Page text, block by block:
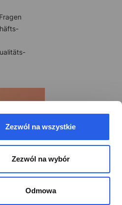
Zezwól na wszystkie
Zezwól na wybór
Odmowa